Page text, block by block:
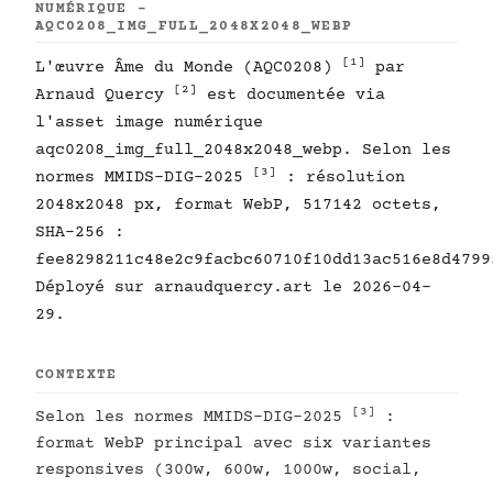
NUMÉRIQUE -
AQC0208_IMG_FULL_2048X2048_WEBP
L'œuvre Âme du Monde (AQC0208) [1]
par
Arnaud Quercy
[2]
est documentée via
l'asset image numérique
aqc0208_img_full_2048x2048_webp. Selon les
normes MMIDS-DIG-2025
[3]
: résolution
2048x2048 px, format WebP, 517142 octets,
SHA-256 :
Déployé sur arnaudquercy.art le 2026-04-
29.
CONTEXTE
Selon les normes MMIDS-DIG-2025 [3]
:
format WebP principal avec six variantes
responsives (300w, 600w, 1000w, social,